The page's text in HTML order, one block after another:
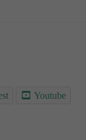
Youtube